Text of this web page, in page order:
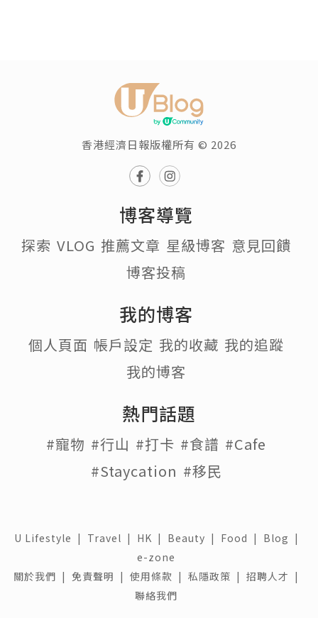
香港經濟日報版權所有 © 2026
博客導覽
探索 VLOG 推薦文章 星級博客 意見回饋
博客投稿
我的博客
個人頁面 帳戶設定 我的收藏 我的追蹤
我的博客
熱門話題
#寵物 #行山 #打卡 #食譜 #Cafe
#Staycation #移民
U Lifestyle | Travel | HK | Beauty | Food | Blog |
e-zone
關於我們 | 免責聲明 | 使用條款 | 私隱政策 | 招聘人才 |
聯絡我們